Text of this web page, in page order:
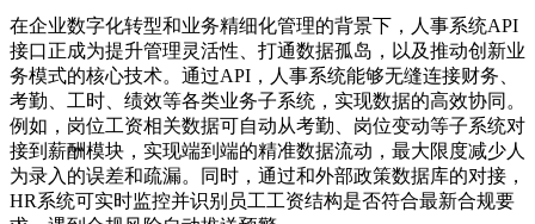
在企业数字化转型和业务精细化管理的背景下，人事系统API
接口正成为提升管理灵活性、打通数据孤岛，以及推动创新业
务模式的核心技术。通过API，人事系统能够无缝连接财务、
考勤、工时、绩效等各类业务子系统，实现数据的高效协同。
例如，岗位工资相关数据可自动从考勤、岗位变动等子系统对
接到薪酬模块，实现端到端的精准数据流动，最大限度减少人
为录入的误差和疏漏。同时，通过和外部政策数据库的对接，
HR系统可实时监控并识别员工工资结构是否符合最新合规要